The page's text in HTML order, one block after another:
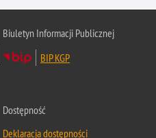
Biuletyn Informacji Publicznej
BIP KGP
Dostępność
Deklaracja dostępności